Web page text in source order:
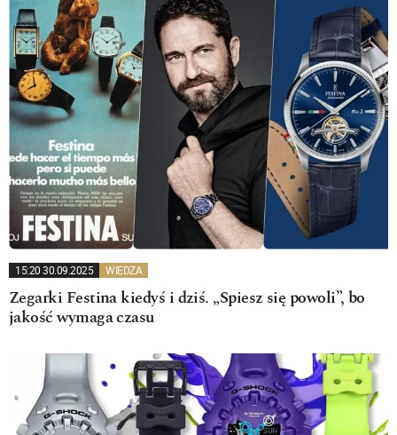
15:20 30.09.2025 WIEDZA
Zegarki Festina kiedyś i dziś. „Spiesz się powoli”, bo
jakość wymaga czasu